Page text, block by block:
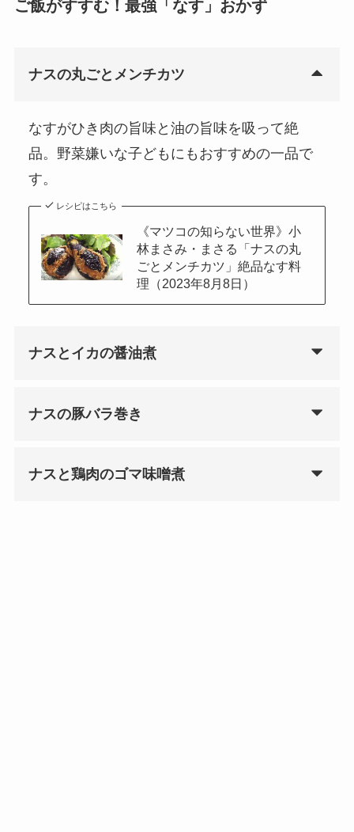
ご飯がすすむ！最強「なす」おかず
ナスの丸ごとメンチカツ
なすがひき肉の旨味と油の旨味を吸って絶
品。野菜嫌いな子どもにもおすすめの一品で
す。
レシピはこちら
《マツコの知らない世界》小
林まさみ・まさる「ナスの丸
ごとメンチカツ」絶品なす料
理（2023年8月8日）
ナスとイカの醤油煮
ナスの豚バラ巻き
ナスと鶏肉のゴマ味噌煮